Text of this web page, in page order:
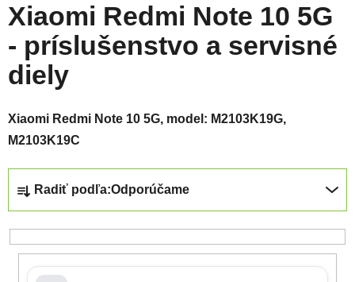
Xiaomi Redmi Note 10 5G
- príslušenstvo a servisné
diely
Xiaomi Redmi Note 10 5G, model: M2103K19G,
M2103K19C
Radiť podľa:Odporúčame